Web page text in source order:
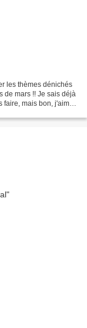
les thèmes dénichés
de mars !! Je sais déjà
mais bon, j'aime